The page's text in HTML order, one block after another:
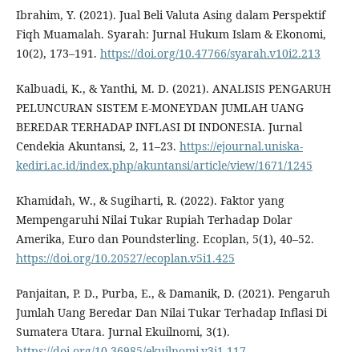
Ibrahim, Y. (2021). Jual Beli Valuta Asing dalam Perspektif
Fiqh Muamalah. Syarah: Jurnal Hukum Islam & Ekonomi,
10(2), 173–191. https://doi.org/10.47766/syarah.v10i2.213
Kalbuadi, K., & Yanthi, M. D. (2021). ANALISIS PENGARUH
PELUNCURAN SISTEM E-MONEYDAN JUMLAH UANG
BEREDAR TERHADAP INFLASI DI INDONESIA. Jurnal
Cendekia Akuntansi, 2, 11–23. https://ejournal.uniska-
kediri.ac.id/index.php/akuntansi/article/view/1671/1245
Khamidah, W., & Sugiharti, R. (2022). Faktor yang
Mempengaruhi Nilai Tukar Rupiah Terhadap Dolar
Amerika, Euro dan Poundsterling. Ecoplan, 5(1), 40–52.
https://doi.org/10.20527/ecoplan.v5i1.425
Panjaitan, P. D., Purba, E., & Damanik, D. (2021). Pengaruh
Jumlah Uang Beredar Dan Nilai Tukar Terhadap Inflasi Di
Sumatera Utara. Jurnal Ekuilnomi, 3(1).